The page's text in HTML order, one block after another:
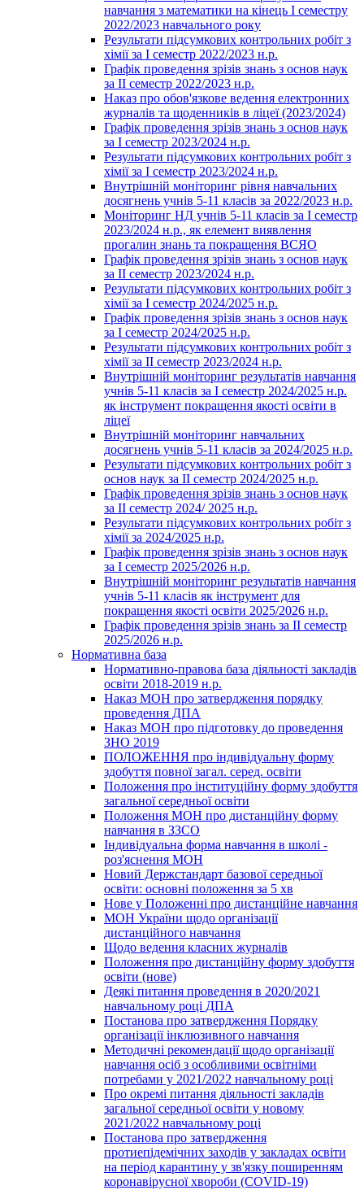
навчання з математики на кінець І семестру
2022/2023 навчального року
Результати підсумкових контрольних робіт з
хімії за І семестр 2022/2023 н.р.
Графік проведення зрізів знань з основ наук
за ІІ семестр 2022/2023 н.р.
Наказ про обов'язкове ведення електронних
журналів та щоденників в ліцеї (2023/2024)
Графік проведення зрізів знань з основ наук
за І семестр 2023/2024 н.р.
Результати підсумкових контрольних робіт з
хімії за І семестр 2023/2024 н.р.
Внутрішній моніторинг рівня навчальних
досягнень учнів 5-11 класів за 2022/2023 н.р.
Моніторинг НД учнів 5-11 класів за І семестр
2023/2024 н.р., як елемент виявлення
прогалин знань та покращення ВСЯО
Графік проведення зрізів знань з основ наук
за ІІ семестр 2023/2024 н.р.
Результати підсумкових контрольних робіт з
хімії за І семестр 2024/2025 н.р.
Графік проведення зрізів знань з основ наук
за І семестр 2024/2025 н.р.
Результати підсумкових контрольних робіт з
хімії за ІІ семестр 2023/2024 н.р.
Внутрішній моніторинг результатів навчання
учнів 5-11 класів за І семестр 2024/2025 н.р.
як інструмент покращення якості освіти в
ліцеї
Внутрішній моніторинг навчальних
досягнень учнів 5-11 класів за 2024/2025 н.р.
Результати підсумкових контрольних робіт з
основ наук за ІІ семестр 2024/2025 н.р.
Графік проведення зрізів знань з основ наук
за ІІ семестр 2024/ 2025 н.р.
Результати підсумкових контрольних робіт з
хімії за 2024/2025 н.р.
Графік проведення зрізів знань з основ наук
за І семестр 2025/2026 н.р.
Внутрішній моніторинг результатів навчання
учнів 5-11 класів як інструмент для
покращення якості освіти 2025/2026 н.р.
Графік проведення зрізів знань за ІІ семестр
2025/2026 н.р.
Нормативна база
Нормативно-правова база діяльності закладів
освіти 2018-2019 н.р.
Наказ МОН про затвердження порядку
проведення ДПА
Наказ МОН про підготовку до проведення
ЗНО 2019
ПОЛОЖЕННЯ про індивідуальну форму
здобуття повної загал. серед. освіти
Положення про інституційну форму здобуття
загальної середньої освіти
Положення МОН про дистанційну форму
навчання в ЗЗСО
Індивідуальна форма навчання в школі -
роз'яснення МОН
Новий Держстандарт базової середньої
освіти: основні положення за 5 хв
Нове у Положенні про дистанційне навчання
МОН України щодо організації
дистанційного навчання
Щодо ведення класних журналів
Положення про дистанційну форму здобуття
освіти (нове)
Деякі питання проведення в 2020/2021
навчальному році ДПА
Постанова про затвердження Порядку
організації інклюзивного навчання
Методичні рекомендації щодо організації
навчання осіб з особливими освітніми
потребами у 2021/2022 навчальному році
Про окремі питання діяльності закладів
загальної середньої освіти у новому
2021/2022 навчальному році
Постанова про затвердження
протиепідемічних заходів у закладах освіти
на період карантину у зв'язку поширенням
коронавірусної хвороби (COVID-19)